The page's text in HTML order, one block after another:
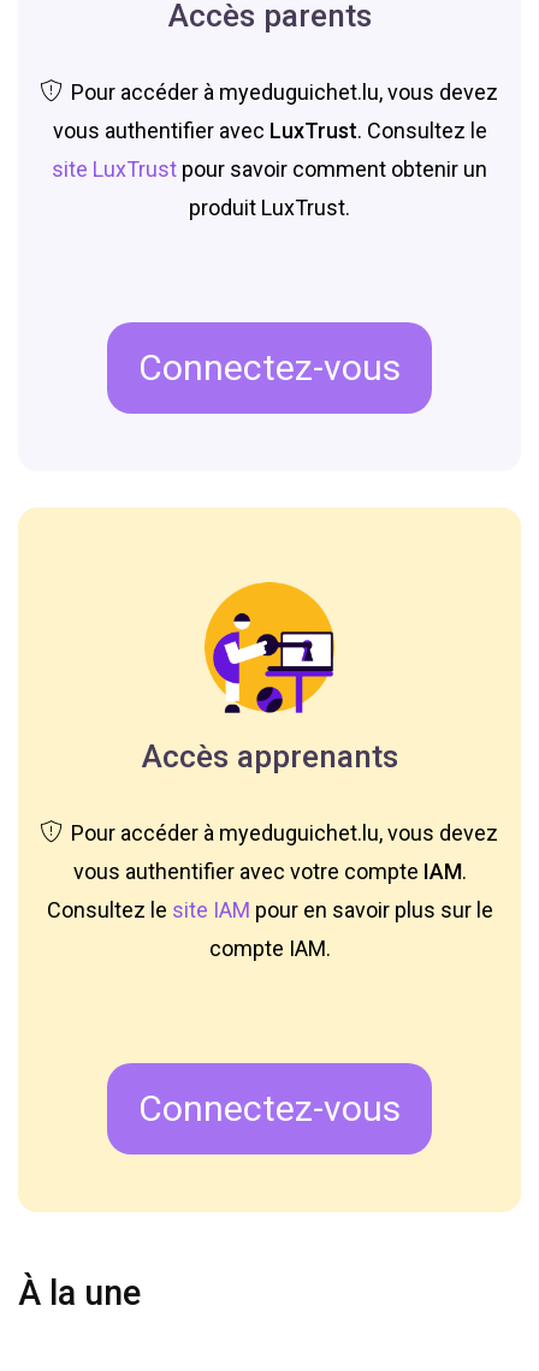
Accès parents
Pour accéder à myeduguichet.lu, vous devez
vous authentifier avec LuxTrust. Consultez le
site LuxTrust pour savoir comment obtenir un
produit LuxTrust.
Connectez-vous
Accès apprenants
Pour accéder à myeduguichet.lu, vous devez
vous authentifier avec votre compte IAM.
Consultez le site IAM pour en savoir plus sur le
compte IAM.
Connectez-vous
À la une